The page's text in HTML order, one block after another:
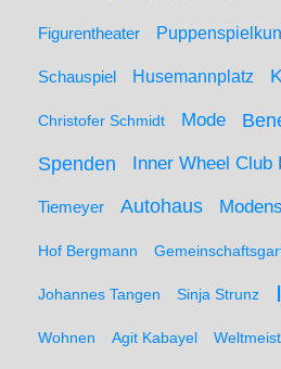
Figurentheater
Schauspiel Husemannplatz
Christofer Schmidt Mode
Spenden Inner Wheel Club
Tiemeyer Autohaus
Hof Bergmann
Johannes Tangen Sinja Strunz
Wohnen Agit Kabayel